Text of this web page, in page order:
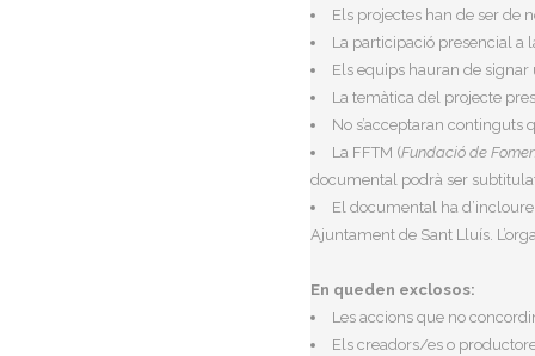
Els projectes han de ser de
La participació presencial a
Els equips hauran de
La temàtica del projecte
No s’acceptaran continguts
La FFTM (Fundació de
documental podrà ser
El documental ha
Ajuntament de Sant Lluís.
En queden exclosos:
Les accions que no
Els creadors/es o